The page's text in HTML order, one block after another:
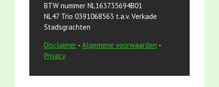
BTW nummer NL163735694B01
NL47 Trio 0391068563 t.a.v. Verkade
Stadsgrachten
Disclaimer - Algemene voorwaarden -
Privacy